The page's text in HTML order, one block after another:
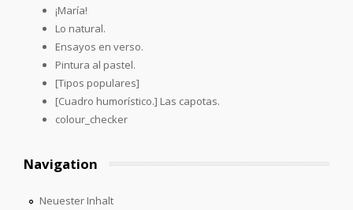
¡María!
Lo natural.
Ensayos en verso.
Pintura al pastel.
[Tipos populares]
[Cuadro humorístico.] Las capotas.
colour_checker
Navigation
Neuester Inhalt